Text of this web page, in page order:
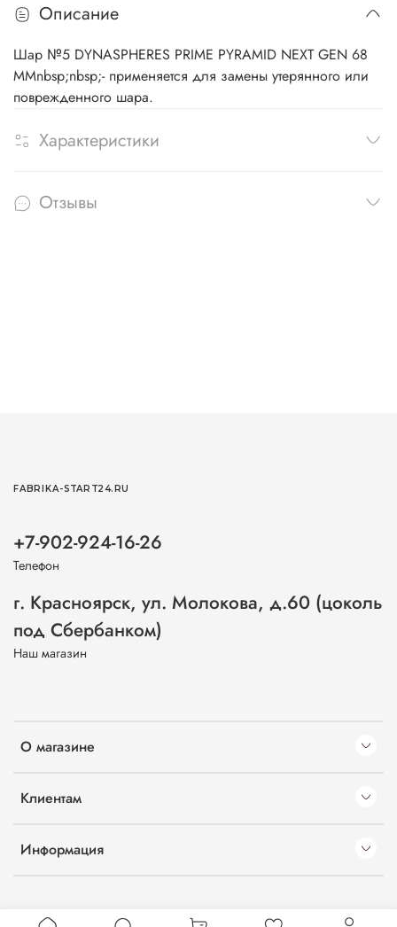
Описание
Шар №5 DYNASPHERES PRIME PYRAMID NEXT GEN 68
ММnbsp;nbsp;- применяется для замены утерянного или
поврежденного шара.
Характеристики
Отзывы
О магазине
Клиентам
Информация
FABRIKA-START24.RU
+7-902-924-16-26
Телефон
г. Красноярск, ул. Молокова, д.60 (цоколь
под Сбербанком)
Наш магазин